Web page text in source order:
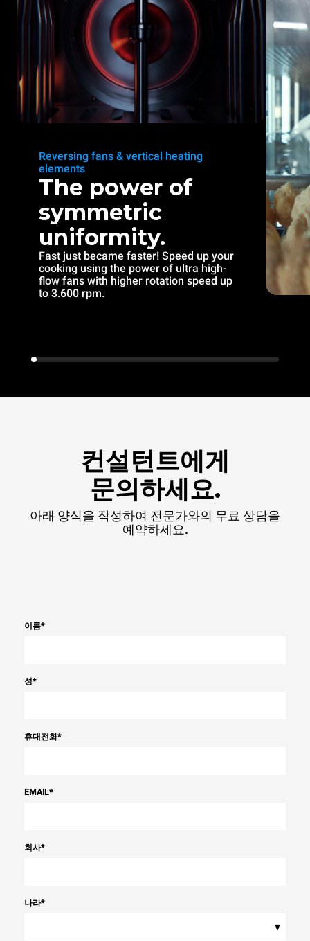
Reversing fans & vertical heating
elements
The power of
symmetric
uniformity.
Fast just became faster! Speed up your
cooking using the power of ultra high-
flow fans with higher rotation speed up
to 3.600 rpm.
컨설턴트에게
문의하세요.
아래 양식을 작성하여 전문가와의 무료 상담을
예약하세요.
이름*
성*
휴대전화*
EMAIL*
회사*
나라*
▾